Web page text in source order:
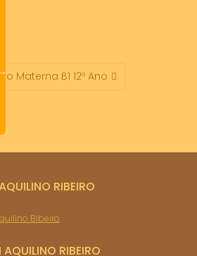
Materna B1 12º Ano
RIBEIRO
RIBEIRO